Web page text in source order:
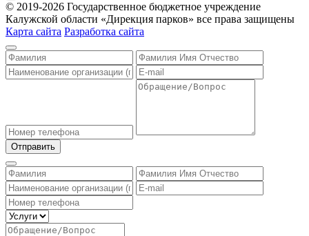
© 2019-2026 Государственное бюджетное учреждение
Калужской области «Дирекция парков» все права защищены
Карта сайта Разработка сайта
Отправить